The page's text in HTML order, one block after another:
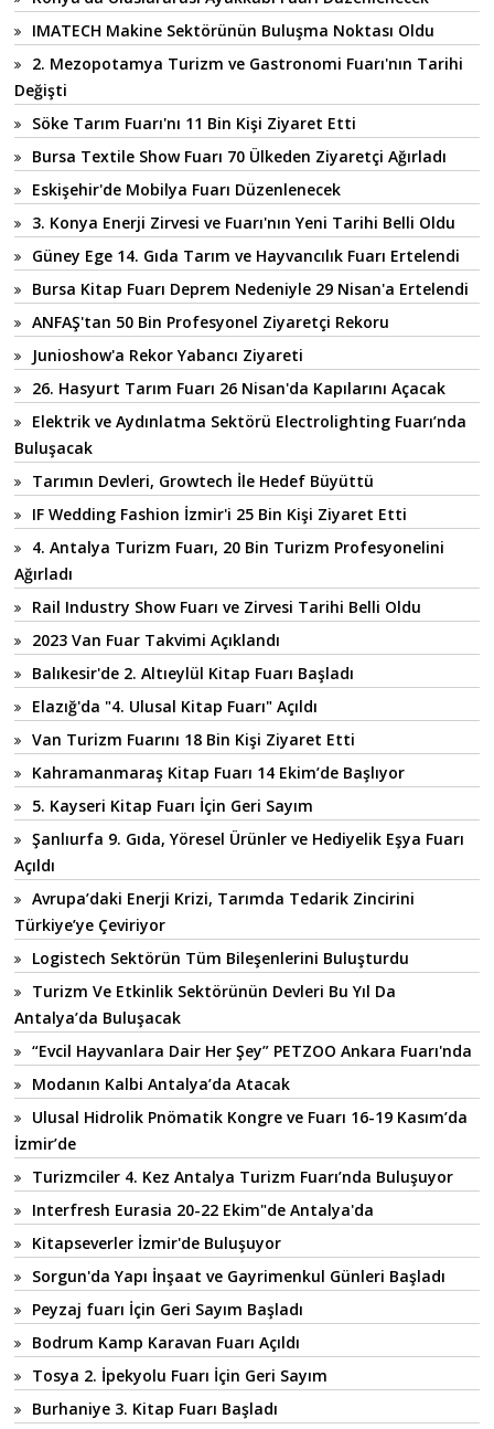
IMATECH Makine Sektörünün Buluşma Noktası Oldu
2. Mezopotamya Turizm ve Gastronomi Fuarı'nın Tarihi
Değişti
Söke Tarım Fuarı'nı 11 Bin Kişi Ziyaret Etti
Bursa Textile Show Fuarı 70 Ülkeden Ziyaretçi Ağırladı
Eskişehir'de Mobilya Fuarı Düzenlenecek
3. Konya Enerji Zirvesi ve Fuarı'nın Yeni Tarihi Belli Oldu
Güney Ege 14. Gıda Tarım ve Hayvancılık Fuarı Ertelendi
Bursa Kitap Fuarı Deprem Nedeniyle 29 Nisan'a Ertelendi
ANFAŞ'tan 50 Bin Profesyonel Ziyaretçi Rekoru
Junioshow'a Rekor Yabancı Ziyareti
26. Hasyurt Tarım Fuarı 26 Nisan'da Kapılarını Açacak
Elektrik ve Aydınlatma Sektörü Electrolighting Fuarı’nda
Buluşacak
Tarımın Devleri, Growtech İle Hedef Büyüttü
IF Wedding Fashion İzmir'i 25 Bin Kişi Ziyaret Etti
4. Antalya Turizm Fuarı, 20 Bin Turizm Profesyonelini
Ağırladı
Rail Industry Show Fuarı ve Zirvesi Tarihi Belli Oldu
2023 Van Fuar Takvimi Açıklandı
Balıkesir'de 2. Altıeylül Kitap Fuarı Başladı
Elazığ'da "4. Ulusal Kitap Fuarı" Açıldı
Van Turizm Fuarını 18 Bin Kişi Ziyaret Etti
Kahramanmaraş Kitap Fuarı 14 Ekim’de Başlıyor
5. Kayseri Kitap Fuarı İçin Geri Sayım
Şanlıurfa 9. Gıda, Yöresel Ürünler ve Hediyelik Eşya Fuarı
Açıldı
Avrupa’daki Enerji Krizi, Tarımda Tedarik Zincirini
Türkiye’ye Çeviriyor
Logistech Sektörün Tüm Bileşenlerini Buluşturdu
Turizm Ve Etkinlik Sektörünün Devleri Bu Yıl Da
Antalya’da Buluşacak
“Evcil Hayvanlara Dair Her Şey” PETZOO Ankara Fuarı'nda
Modanın Kalbi Antalya’da Atacak
Ulusal Hidrolik Pnömatik Kongre ve Fuarı 16-19 Kasım’da
İzmir’de
Turizmciler 4. Kez Antalya Turizm Fuarı’nda Buluşuyor
Interfresh Eurasia 20-22 Ekim"de Antalya'da
Kitapseverler İzmir'de Buluşuyor
Sorgun'da Yapı İnşaat ve Gayrimenkul Günleri Başladı
Peyzaj fuarı İçin Geri Sayım Başladı
Bodrum Kamp Karavan Fuarı Açıldı
Tosya 2. İpekyolu Fuarı İçin Geri Sayım
Burhaniye 3. Kitap Fuarı Başladı